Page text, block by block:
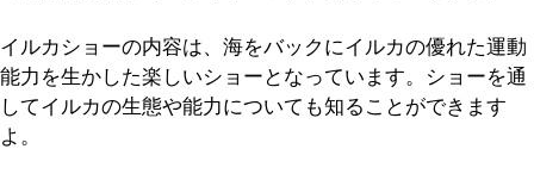
イルカショーの内容は、海をバックにイルカの優れた運動
能力を生かした楽しいショーとなっています。ショーを通
してイルカの生態や能力についても知ることができます
よ。